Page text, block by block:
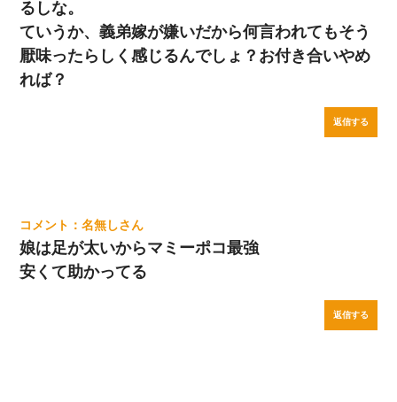
るしな。
ていうか、義弟嫁が嫌いだから何言われてもそう
厭味ったらしく感じるんでしょ？お付き合いやめ
れば？
返信する
名無し
娘は足が太いからマミーポコ最強
安くて助かってる
返信する